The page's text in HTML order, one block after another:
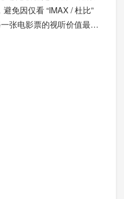
免因仅看 “IMAX / 杜比”
张电影票的视听价值最大